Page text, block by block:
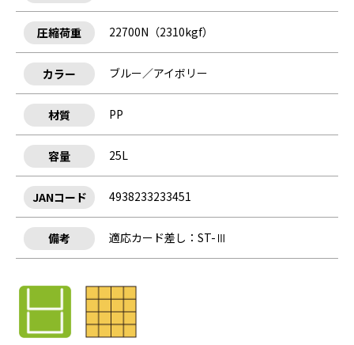
圧縮荷重 22700N（2310kgf）
カラー ブルー／アイボリー
材質 PP
容量 25L
JANコード 4938233233451
備考 適応カード差し：ST-Ⅲ